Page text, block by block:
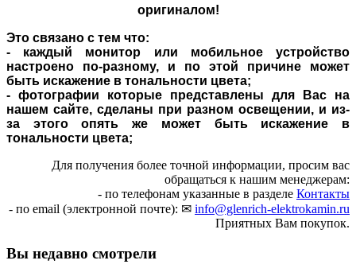
оригиналом!
Это связано с тем что:
- каждый монитор или мобильное устройство
настроено по-разному, и по этой причине может
быть искажение в тональности цвета;
- фотографии которые представлены для Вас на
нашем сайте, сделаны при разном освещении, и из-
за этого опять же может быть искажение в
тональности цвета;
Для получения более точной информации, просим вас
обращаться к нашим менеджерам:
- по телефонам указанные в разделе Контакты
- по email (электронной почте): ✉ info@glenrich-elektrokamin.ru
Приятных Вам покупок.
Вы недавно смотрели